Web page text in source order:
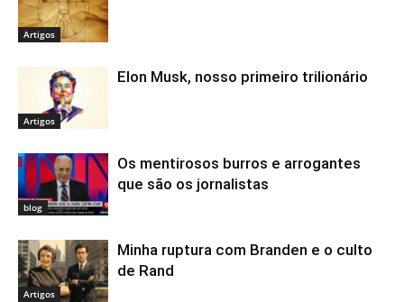
Artigos
Artigos
Elon Musk, nosso primeiro trilionário
blog
Os mentirosos burros e arrogantes
que são os jornalistas
Artigos
Minha ruptura com Branden e o culto
de Rand